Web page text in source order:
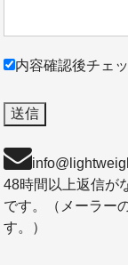
内容確認後チェ
48時間以上返信が
です。（メーラー
す。）